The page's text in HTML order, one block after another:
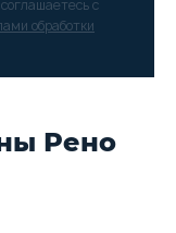
с
обработки
Рено